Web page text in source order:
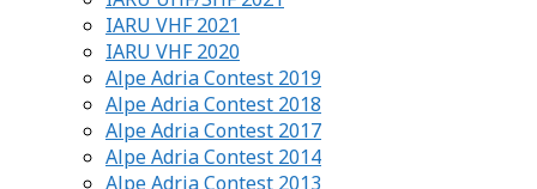
IARU VHF 2021
IARU VHF 2020
Alpe Adria Contest 2019
Alpe Adria Contest 2018
Alpe Adria Contest 2017
Alpe Adria Contest 2014
Alpe Adria Contest 2013